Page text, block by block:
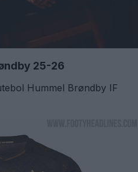
25-26
Hummel Brøndby IF